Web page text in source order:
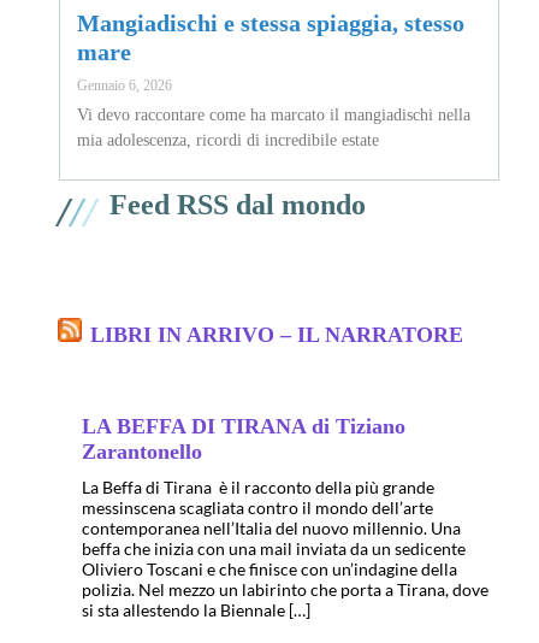
Mangiadischi e stessa spiaggia, stesso
mare
Gennaio 6, 2026
Vi devo raccontare come ha marcato il mangiadischi nella
mia adolescenza, ricordi di incredibile estate
/// Feed RSS dal mondo
LIBRI IN ARRIVO – IL NARRATORE
LA BEFFA DI TIRANA di Tiziano
Zarantonello
La Beffa di Tirana è il racconto della più grande
messinscena scagliata contro il mondo dell’arte
contemporanea nell’Italia del nuovo millennio. Una
beffa che inizia con una mail inviata da un sedicente
Oliviero Toscani e che finisce con un’indagine della
polizia. Nel mezzo un labirinto che porta a Tirana, dove
si sta allestendo la Biennale […]